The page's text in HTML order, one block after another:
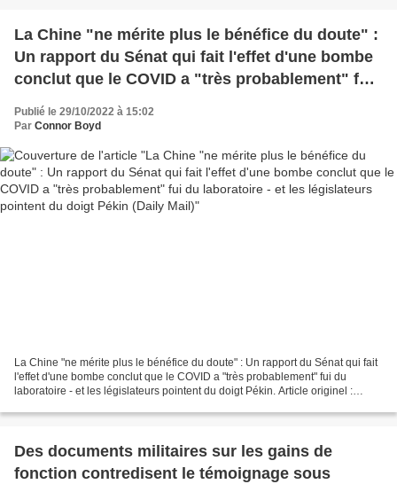
La Chine "ne mérite plus le bénéfice du doute" :
Un rapport du Sénat qui fait l'effet d'une bombe
conclut que le COVID a "très probablement" fui
doigt Pékin (Daily Mail)
Publié le 29/10/2022 à 15:02
Par Connor Boyd
La Chine "ne mérite plus le bénéfice du doute" : Un rapport du Sénat qui fait
l'effet d'une bombe conclut que le COVID a "très probablement" fui du
laboratoire - et les législateurs pointent du doigt Pékin. Article originel :
Des documents militaires sur les gains de
fonction contredisent le témoignage sous